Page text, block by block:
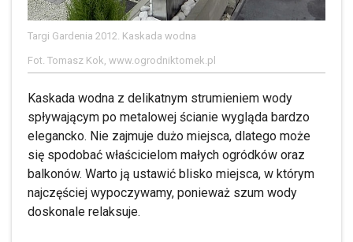
Targi Gardenia 2012. Kaskada wodna
Fot. Tomasz Kok, www.ogrodniktomek.pl
Kaskada wodna z delikatnym strumieniem wody
spływającym po metalowej ścianie wygląda bardzo
elegancko. Nie zajmuje dużo miejsca, dlatego może
się spodobać właścicielom małych ogródków oraz
balkonów. Warto ją ustawić blisko miejsca, w którym
najczęściej wypoczywamy, ponieważ szum wody
doskonale relaksuje.